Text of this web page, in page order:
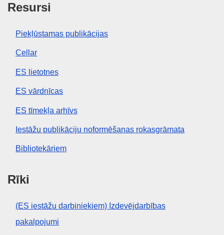
Resursi
Piekļūstamas publikācijas
Cellar
ES lietotnes
ES vārdnīcas
ES tīmekļa arhīvs
Iestāžu publikāciju noformēšanas rokasgrāmata
Bibliotekāriem
Rīki
(ES iestāžu darbiniekiem) Izdevējdarbības
pakalpojumi